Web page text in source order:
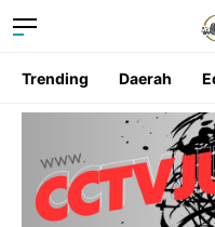
Trending Daerah